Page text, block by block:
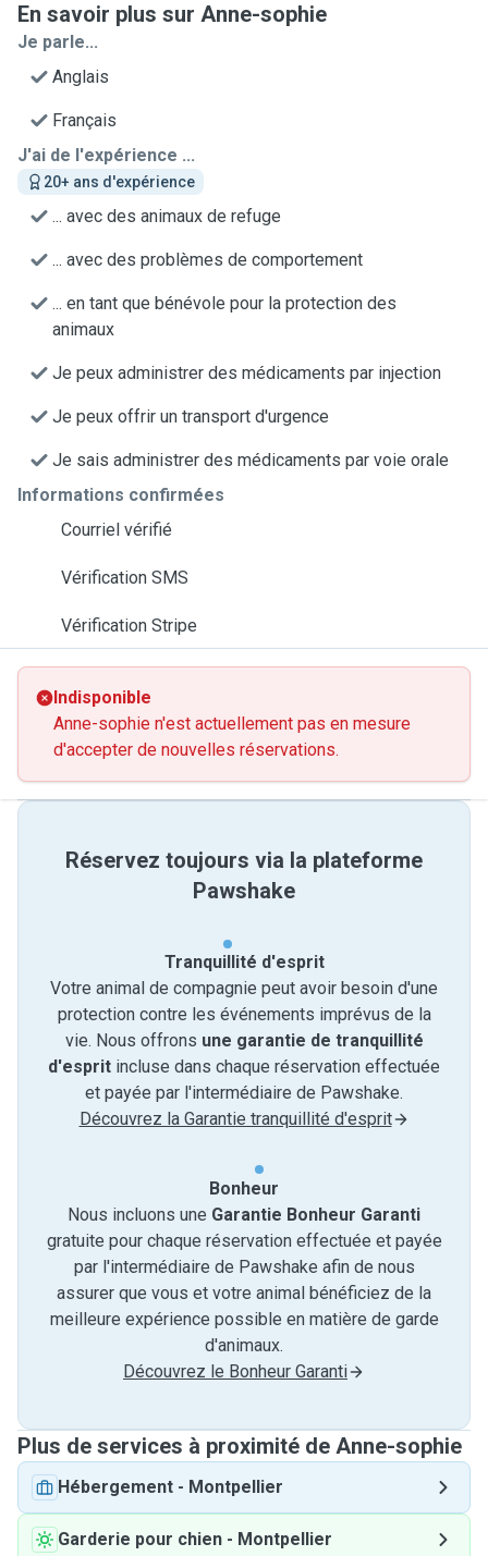
En savoir plus sur Anne-sophie
Je parle...
Anglais
Français
J'ai de l'expérience ...
20+ ans d'expérience
... avec des animaux de refuge
... avec des problèmes de comportement
... en tant que bénévole pour la protection des
animaux
Je peux administrer des médicaments par injection
Je peux offrir un transport d'urgence
Je sais administrer des médicaments par voie orale
Informations confirmées
Courriel vérifié
Vérification SMS
Vérification Stripe
Indisponible
Anne-sophie n'est actuellement pas en mesure
d'accepter de nouvelles réservations.
Réservez toujours via la plateforme
Pawshake
Tranquillité d'esprit
Votre animal de compagnie peut avoir besoin d'une
protection contre les événements imprévus de la
vie. Nous offrons une garantie de tranquillité
d'esprit incluse dans chaque réservation effectuée
et payée par l'intermédiaire de Pawshake.
Découvrez la Garantie tranquillité d'esprit
Bonheur
Nous incluons une Garantie Bonheur Garanti
gratuite pour chaque réservation effectuée et payée
par l'intermédiaire de Pawshake afin de nous
assurer que vous et votre animal bénéficiez de la
meilleure expérience possible en matière de garde
d'animaux.
Découvrez le Bonheur Garanti
Plus de services à proximité de Anne-sophie
Hébergement - Montpellier
Garderie pour chien - Montpellier